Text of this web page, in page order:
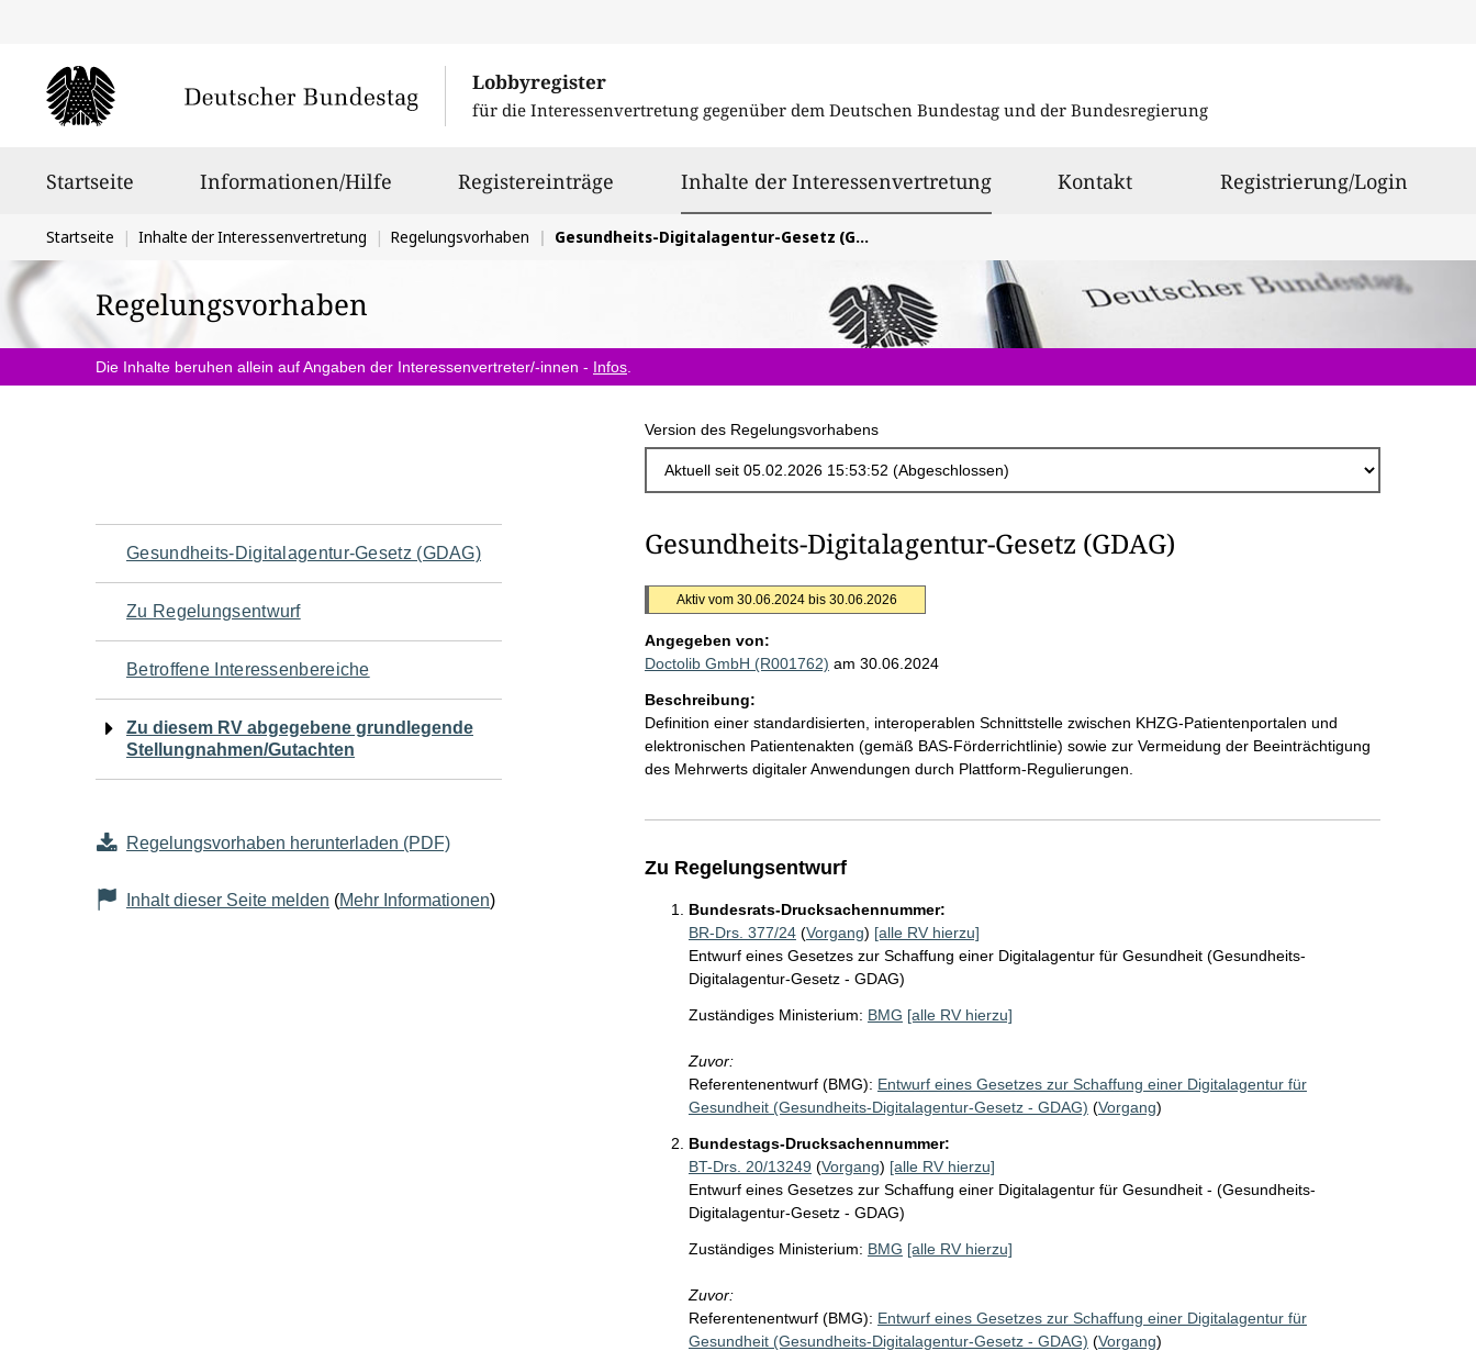
Lobbyregister
für die Interessenvertretung gegenüber dem Deutschen Bundestag und der Bundesregierung
Startseite Informationen/Hilfe Registereinträge Inhalte der Interessenvertretungausgewählt
Kontakt Registrierung/Login
Sie
befinden
sich
hier:
Startseite Inhalte der Interessenvertretung Regelungsvorhaben Gesundheits-Digitalagentur-Gesetz (GDAG)
Regelungsvorhaben
Die Inhalte beruhen allein auf Angaben der Interessenvertreter/-innen - Infos
Version des Regelungsvorhabens
Navigation
für
den
Seiteninhalt
Gesundheits-Digitalagentur-Gesetz (GDAG)
Zu Regelungsentwurf
Betroffene Interessenbereiche
Zu diesem RV abgegebene grundlegende
Stellungnahmen/Gutachten
Regelungsvorhaben herunterladen (PDF)
Inhalt dieser Seite melden (Mehr Informationen)
Gesundheits-Digitalagentur-Gesetz (GDAG)
Aktiv vom 30.06.2024 bis 30.06.2026
Angegeben von:
Doctolib GmbH (R001762) am 30.06.2024
Beschreibung:
Definition einer standardisierten, interoperablen Schnittstelle zwischen KHZG-Patientenportalen und
elektronischen Patientenakten (gemäß BAS-Förderrichtlinie) sowie zur Vermeidung der Beeinträchtigung
des Mehrwerts digitaler Anwendungen durch Plattform-Regulierungen.
Zu Regelungsentwurf
Bundesrats-Drucksachennummer:
BR-Drs. 377/24(Vorgang) [alle RV hierzu]
Entwurf eines Gesetzes zur Schaffung einer Digitalagentur für Gesundheit (Gesundheits-
Digitalagentur-Gesetz - GDAG)
Zuständiges Ministerium: BMG [alle RV hierzu]
Zuvor:
Referentenentwurf (BMG): Entwurf eines Gesetzes zur Schaffung einer Digitalagentur für
Gesundheit (Gesundheits-Digitalagentur-Gesetz - GDAG) (Vorgang)
Bundestags-Drucksachennummer:
BT-Drs. 20/13249 (Vorgang) [alle RV hierzu]
Entwurf eines Gesetzes zur Schaffung einer Digitalagentur für Gesundheit - (Gesundheits-
Digitalagentur-Gesetz - GDAG)
Zuständiges Ministerium: BMG [alle RV hierzu]
Zuvor:
Referentenentwurf (BMG): Entwurf eines Gesetzes zur Schaffung einer Digitalagentur für
Gesundheit (Gesundheits-Digitalagentur-Gesetz - GDAG) (Vorgang)